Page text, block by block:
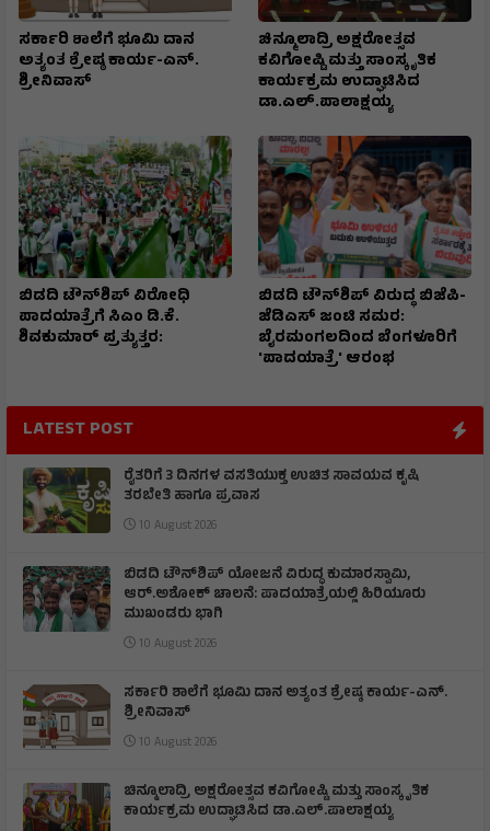
ಸರ್ಕಾರಿ ಶಾಲೆಗೆ ಭೂಮಿ ದಾನ
ಅತ್ಯಂತ ಶ್ರೇಷ್ಠ ಕಾರ್ಯ-ಎನ್.
ಶ್ರೀನಿವಾಸ್
ಚಿನ್ಮೂಲಾದ್ರಿ ಅಕ್ಷರೋತ್ಸವ
ಕವಿಗೋಷ್ಟಿ ಮತ್ತು ಸಾಂಸ್ಕೃತಿಕ
ಕಾರ್ಯಕ್ರಮ ಉದ್ಘಾಟಿಸಿದ
ಡಾ.ಎಲ್.ಪಾಲಾಕ್ಷಯ್ಯ
ಬಿಡದಿ ಟೌನ್‌ಶಿಪ್ ವಿರೋಧಿ
ಪಾದಯಾತ್ರೆಗೆ ಸಿಎಂ ಡಿ.ಕೆ.
ಶಿವಕುಮಾರ್ ಪ್ರತ್ಯುತ್ತರ:
ಬಿಡದಿ ಟೌನ್‌ಶಿಪ್ ವಿರುದ್ಧ ಬಿಜೆಪಿ-
ಜೆಡಿಎಸ್ ಜಂಟಿ ಸಮರ:
ಬೈರಮಂಗಲದಿಂದ ಬೆಂಗಳೂರಿಗೆ
'ಪಾದಯಾತ್ರೆ' ಆರಂಭ
LATEST POST
ರೈತರಿಗೆ 3 ದಿನಗಳ ವಸತಿಯುಕ್ತ ಉಚಿತ ಸಾವಯವ ಕೃಷಿ
ತರಬೇತಿ ಹಾಗೂ ಪ್ರವಾಸ
10 August 2026
ಬಿಡದಿ ಟೌನ್‌ಶಿಪ್‌ ಯೋಜನೆ ವಿರುದ್ಧ ಕುಮಾರಸ್ವಾಮಿ,
ಆರ್.ಅಶೋಕ್ ಚಾಲನೆ: ಪಾದಯಾತ್ರೆಯಲ್ಲಿ ಹಿರಿಯೂರು
ಮುಖಂಡರು ಭಾಗಿ
10 August 2026
ಸರ್ಕಾರಿ ಶಾಲೆಗೆ ಭೂಮಿ ದಾನ ಅತ್ಯಂತ ಶ್ರೇಷ್ಠ ಕಾರ್ಯ-ಎನ್.
ಶ್ರೀನಿವಾಸ್
10 August 2026
ಚಿನ್ಮೂಲಾದ್ರಿ ಅಕ್ಷರೋತ್ಸವ ಕವಿಗೋಷ್ಟಿ ಮತ್ತು ಸಾಂಸ್ಕೃತಿಕ
ಕಾರ್ಯಕ್ರಮ ಉದ್ಘಾಟಿಸಿದ ಡಾ.ಎಲ್.ಪಾಲಾಕ್ಷಯ್ಯ